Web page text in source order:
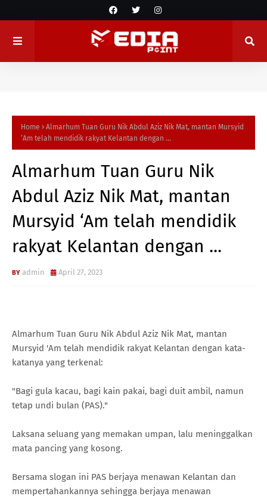
Home
Almarhum Tuan Guru Nik Abdul Aziz Nik Mat, mantan Mursyid
‘Am telah mendidik rakyat Kelantan dengan ...
Almarhum Tuan Guru Nik
Abdul Aziz Nik Mat, mantan
Mursyid ‘Am telah mendidik
rakyat Kelantan dengan ...
admin April 27, 2023
Almarhum Tuan Guru Nik Abdul Aziz Nik Mat, mantan
Mursyid 'Am telah mendidik rakyat Kelantan dengan kata-
katanya yang terkenal:
"Bagi gula kacau, bagi kain pakai, bagi duit ambil, namun
tetap undi bulan (PAS)."
Laksana seluang yang memakan umpan, lalu meninggalkan
mata pancing yang kosong.
Bersama slogan ini PAS berjaya menawan Kelantan dan
mempertahankannya sehingga berjaya menawan